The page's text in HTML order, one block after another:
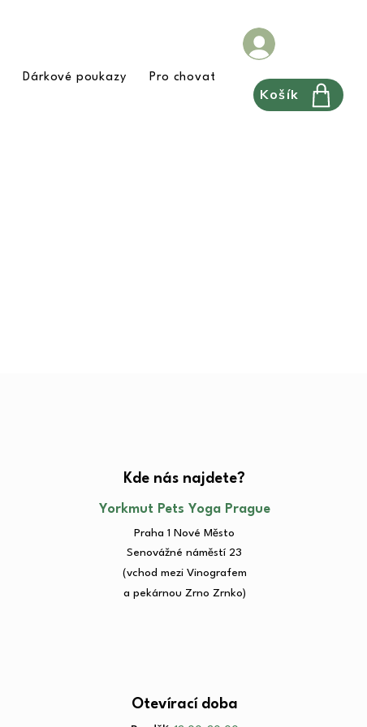
Dárkové poukazy Pro chovatele FAQ Pravidla
Košík
Kde nás najdete?​
Yorkmut Pets Yoga Prague
Praha 1 Nové Město
Senovážné náměstí 23​
(vchod mezi Vinografem
a pekárnou Zrno Zrnko)
Otevírací doba